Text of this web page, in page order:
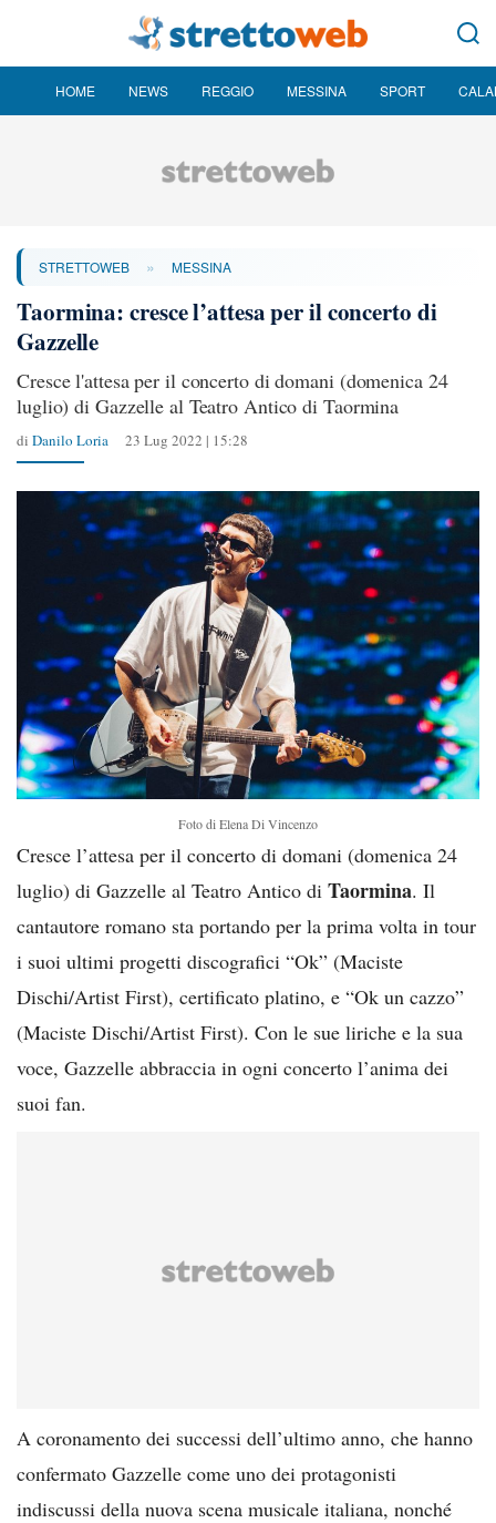
HOME NEWS REGGIO MESSINA SPORT
STRETTOWEB » MESSINA
Taormina: cresce l’attesa per il concerto di
Gazzelle
Cresce l'attesa per il concerto di domani (domenica 24
luglio) di Gazzelle al Teatro Antico di Taormina
di Danilo Loria 23 Lug 2022 | 15:28
Foto di Elena Di Vincenzo
Cresce l’attesa per il concerto di domani (domenica 24
luglio) di Gazzelle al Teatro Antico di Taormina. Il
cantautore romano sta portando per la prima volta in tour
i suoi ultimi progetti discografici “Ok” (Maciste
Dischi/Artist First), certificato platino, e “Ok un cazzo”
(Maciste Dischi/Artist First). Con le sue liriche e la sua
voce, Gazzelle abbraccia in ogni concerto l’anima dei
suoi fan.
A coronamento dei successi dell’ultimo anno, che hanno
confermato Gazzelle come uno dei protagonisti
indiscussi della nuova scena musicale italiana, nonché